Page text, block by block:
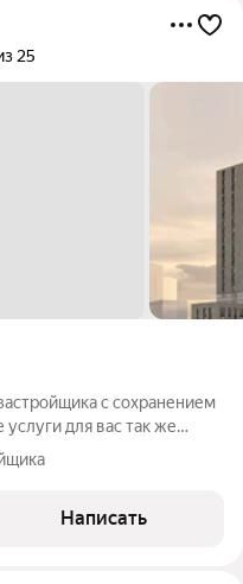
25
с сохранением
услуги для вас так же
получаете в подарок
расположен в
Написать